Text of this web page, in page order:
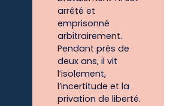
arrêté et
emprisonné
arbitrairement.
Pendant près de
deux ans, il vit
l’isolement,
l’incertitude et la
privation de liberté.